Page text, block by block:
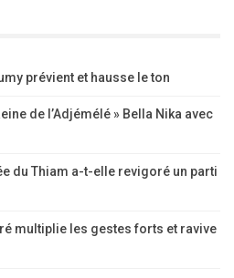
prévient et hausse le ton
de l’Adjémélé » Bella Nika avec
du Thiam a-t-elle revigoré un parti
multiplie les gestes forts et ravive